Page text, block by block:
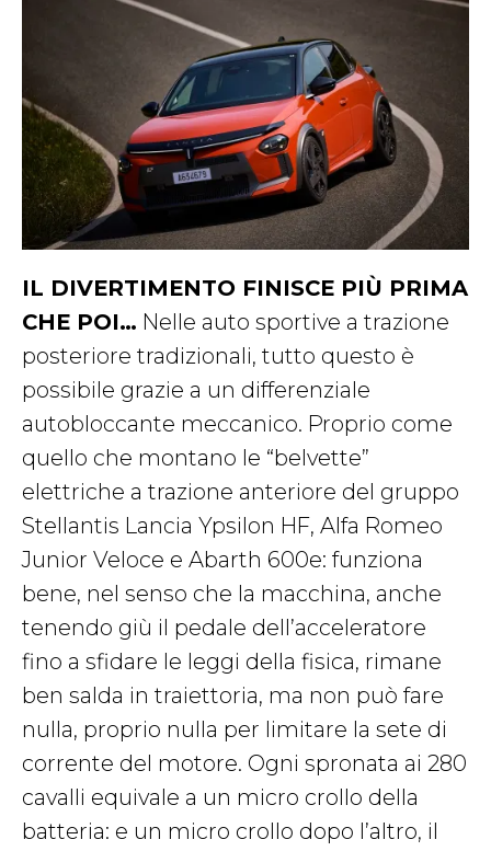
IL DIVERTIMENTO FINISCE PIÙ PRIMA
CHE POI… Nelle auto sportive a trazione
posteriore tradizionali, tutto questo è
possibile grazie a un differenziale
autobloccante meccanico. Proprio come
quello che montano le “belvette”
elettriche a trazione anteriore del gruppo
Stellantis Lancia Ypsilon HF, Alfa Romeo
Junior Veloce e Abarth 600e: funziona
bene, nel senso che la macchina, anche
tenendo giù il pedale dell’acceleratore
fino a sfidare le leggi della fisica, rimane
ben salda in traiettoria, ma non può fare
nulla, proprio nulla per limitare la sete di
corrente del motore. Ogni spronata ai 280
cavalli equivale a un micro crollo della
batteria: e un micro crollo dopo l’altro, il